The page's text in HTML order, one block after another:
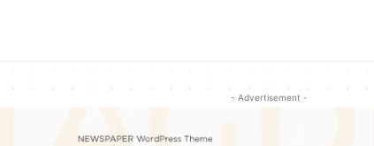
- Advertisement -